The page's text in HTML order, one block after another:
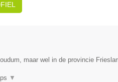
maar wel in de provincie
▼